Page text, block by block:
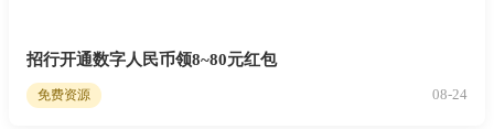
招行开通数字人民币领8~80元红包
免费资源 08-24